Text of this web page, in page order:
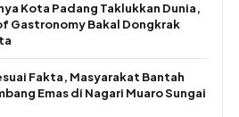
Kota Padang Taklukkan Dunia,
Gastronomy Bakal Dongkrak
Fakta, Masyarakat Bantah
Emas di Nagari Muaro Sungai